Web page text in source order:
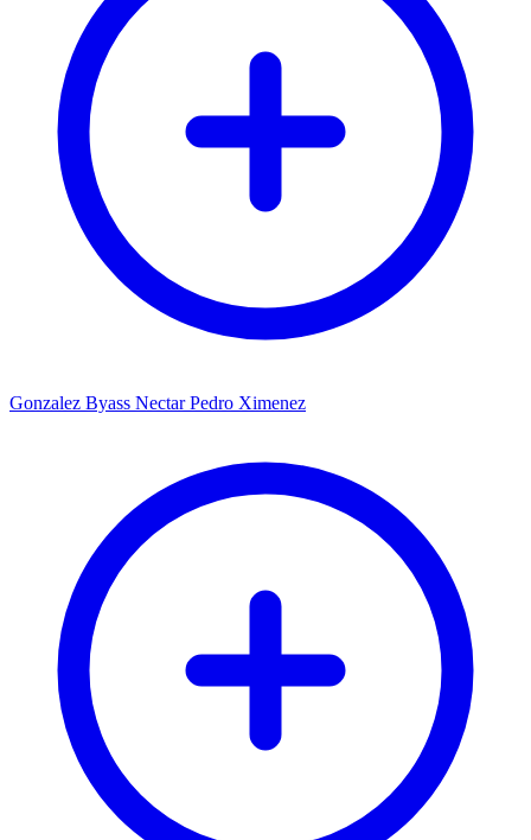
Gonzalez Byass Nectar Pedro Ximenez